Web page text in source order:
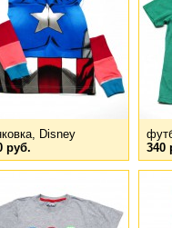
Disney
руб.
340